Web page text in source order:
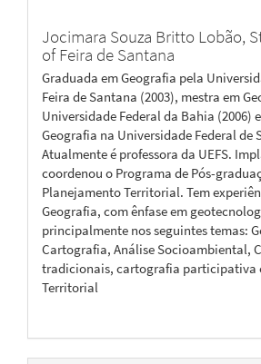
Jocimara Souza Britto Lobão,
of Feira de Santana
Graduada em Geografia pela
Feira de Santana (2003), mestra em
Universidade Federal da Bahia (2006)
Geografia na Universidade Federal de
Atualmente é professora da UEFS.
coordenou o Programa de Pós-
Planejamento Territorial. Tem
Geografia, com ênfase em
principalmente nos seguintes temas:
Cartografia, Análise Socioambiental,
tradicionais, cartografia participativa
Territorial